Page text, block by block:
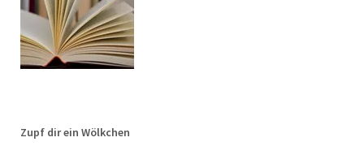
Zupf dir ein Wölkchen